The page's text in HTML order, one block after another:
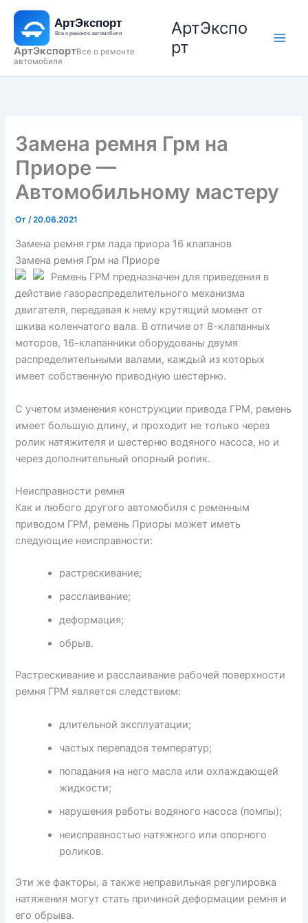
Перейти
содержимому
АртЭкспортВсе о ремонте
автомобиля
АртЭкспо
рт
Замена ремня Грм на
Приоре —
Автомобильному мастеру
От /20.06.2021
Замена ремня грм лада приора 16 клапанов
Замена ремня Грм на Приоре
Ремень ГРМ предназначен для приведения в
действие газораспределительного механизма
двигателя, передавая к нему крутящий момент от
шкива коленчатого вала. В отличие от 8-клапанных
моторов, 16-клапанники оборудованы двумя
распределительными валами, каждый из которых
имеет собственную приводную шестерню.
С учетом изменения конструкции привода ГРМ, ремень
имеет большую длину, и проходит не только через
ролик натяжителя и шестерню водяного насоса, но и
через дополнительный опорный ролик.
Неисправности ремня
Как и любого другого автомобиля с ременным
приводом ГРМ, ремень Приоры может иметь
следующие неисправности:
растрескивание;
расслаивание;
деформация;
обрыв.
Растрескивание и расслаивание рабочей поверхности
ремня ГРМ является следствием:
длительной эксплуатации;
частых перепадов температур;
попадания на него масла или охлаждающей
жидкости;
нарушения работы водяного насоса (помпы);
неисправностью натяжного или опорного
роликов.
Эти же факторы, а также неправильная регулировка
натяжения могут стать причиной деформации ремня и
его обрыва.